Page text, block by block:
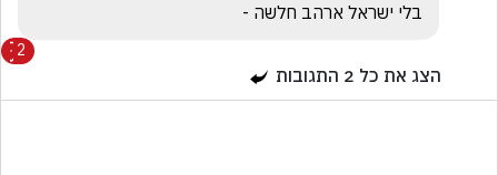
בלי ישראל ארהב חלשה -
2
הצג את כל 2 התגובות